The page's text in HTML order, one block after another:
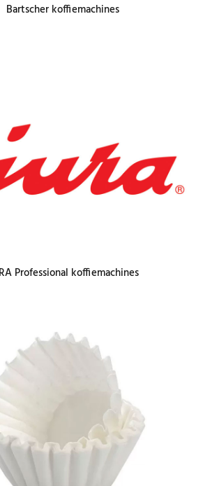
Bartscher koffiemachines
Professional koffiemachines